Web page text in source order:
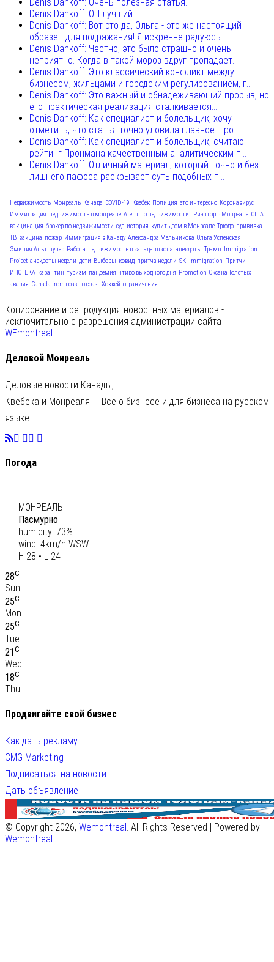
Denis Dankoff: ОН лучший...
Denis Dankoff: Вот это да, Ольга - это же настоящий
образец для подражания! Я искренне радуюсь...
Denis Dankoff: Честно, это было страшно и очень
неприятно. Когда в такой мороз вдруг пропадает...
Denis Dankoff: Это классический конфликт между
бизнесом, жильцами и городским регулированием, г...
Denis Dankoff: Это важный и обнадеживающий прорыв, но
его практическая реализация сталкивается...
Denis Dankoff: Как специалист и болельщик, хочу
отметить, что статья точно уловила главное: про...
Denis Dankoff: Как специалист и болельщик, считаю
рейтинг Пронмана качественным аналитическим п...
Denis Dankoff: Отличный материал, который точно и без
лишнего пафоса раскрывает суть подобных п...
Недвижимость Монреаль Канада COVID-19 Квебек Полиция это интересно Коронавирус
Иммиграция недвижимость в монреале Агент по недвижимости | Риэлтор в Монреале США
вакцинация брокер по недвижимости суд история купить дом в Монреале Трюдо прививка
ТВ вакцина пожар Иммиграция в Канаду Александра Мельникова Ольга Успенская
Эмилия Альтшулер Работа недвижимость в канаде школа анекдоты Трамп
Immigration
Project анекдоты недели дети Выборы ковид притча недели SKI Immigration Притчи
ИПОТЕКА карантин туризм пандемия чтиво выходного дня Promotion Оксана Толстых
авария Canada from coast to coast Хоккей ограничения
Копирование и репродукция новостных материалов -
исключительно с разрешения администрации сайта
WEmontreal
Деловой Монреаль
Деловые новости Канады,
Квебека и Монреаля — Всё о бизнесе и для бизнеса на русском
языке
Погода
МОНРЕАЛЬ
Пасмурно
humidity: 73%
wind: 4km/h WSW
H 28 • L 24
28C
Sun
25C
Mon
25C
Tue
21C
Wed
18C
Thu
Продвигайте свой бизнес
Как дать рекламу
CMG Marketing
Подписаться на новости
Дать объявление
© Copyright 2026, Wemontreal . All Rights Reserved | Powered by
Wemontreal